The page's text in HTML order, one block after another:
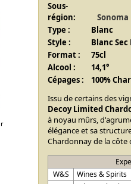
Sous-
région:
Sonoma
Type :
Blanc
Style :
Blanc
Format :
75cl
Alcool :
14,1°
Cépages :
100%
Issu de certains des
Decoy Limited
à noyau mûrs,
élégance et sa
Chardonnay de la côte
W&S
Wines & Spirits